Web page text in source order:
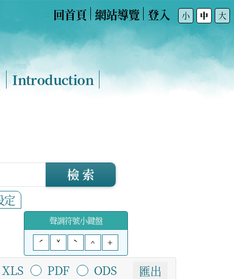
回首頁 網站導覽 登入 小 中 大
Introduction
定
檢 索
聲調符號小鍵盤
ˊ
ˇ ˋ ^ +
XLS PDF ODS 匯出